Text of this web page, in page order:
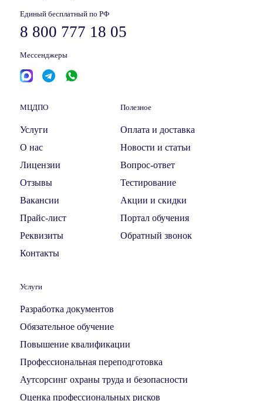
Единый бесплатный по РФ
8 800 777 18 05
Мессенджеры
МЦДПО
Услуги
О нас
Лицензии
Отзывы
Вакансии
Прайс-лист
Реквизиты
Контакты
Полезное
Оплата и доставка
Новости и статьи
Вопрос-ответ
Тестирование
Акции и скидки
Портал обучения
Обратный звонок
Услуги
Разработка документов
Обязательное обучение
Повышение квалификации
Профессиональная переподготовка
Аутсорсинг охраны труда и безопасности
Оценка профессиональных рисков